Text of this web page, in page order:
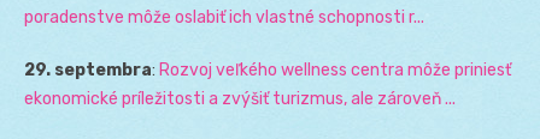
poradenstve môže oslabiť ich vlastné schopnosti r...
29. septembra: Rozvoj veľkého wellness centra môže priniesť
ekonomické príležitosti a zvýšiť turizmus, ale zároveň ...